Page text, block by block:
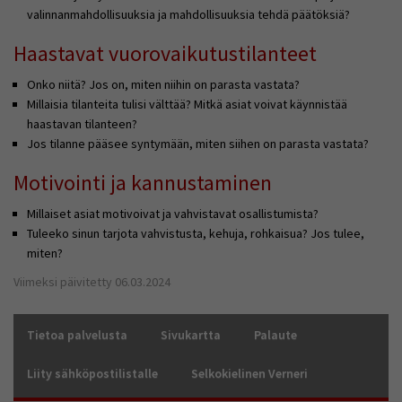
valinnanmahdollisuuksia ja mahdollisuuksia tehdä päätöksiä?
Haastavat vuorovaikutustilanteet
Onko niitä? Jos on, miten niihin on parasta vastata?
Millaisia tilanteita tulisi välttää? Mitkä asiat voivat käynnistää
haastavan tilanteen?
Jos tilanne pääsee syntymään, miten siihen on parasta vastata?
Motivointi ja kannustaminen
Millaiset asiat motivoivat ja vahvistavat osallistumista?
Tuleeko sinun tarjota vahvistusta, kehuja, rohkaisua? Jos tulee,
miten?
Viimeksi päivitetty 06.03.2024
Tietoa palvelusta Sivukartta Palaute
Liity sähköpostilistalle Selkokielinen Verneri